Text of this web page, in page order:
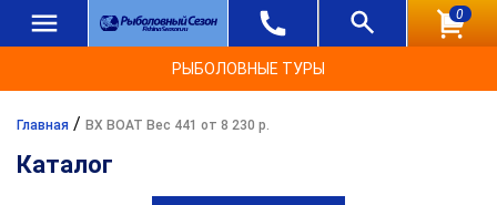
0
РЫБОЛОВНЫЕ ТУРЫ
Главная / BX BOAT Вес 441 от 8 230 р.
Каталог